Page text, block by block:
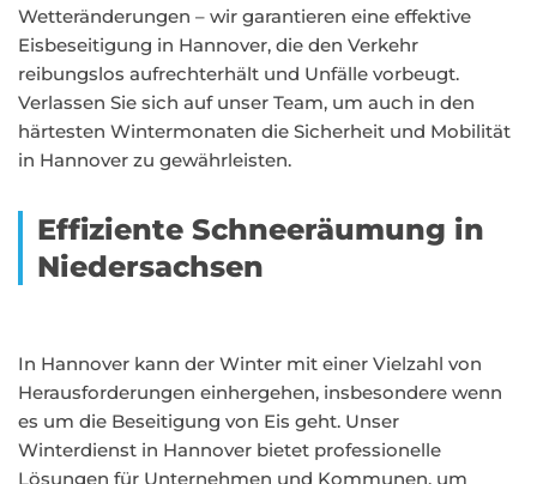
Wetteränderungen – wir garantieren eine effektive
Eisbeseitigung in Hannover, die den Verkehr
reibungslos aufrechterhält und Unfälle vorbeugt.
Verlassen Sie sich auf unser Team, um auch in den
härtesten Wintermonaten die Sicherheit und Mobilität
in Hannover zu gewährleisten.
Effiziente Schneeräumung in
Niedersachsen
In Hannover kann der Winter mit einer Vielzahl von
Herausforderungen einhergehen, insbesondere wenn
es um die Beseitigung von Eis geht. Unser
Winterdienst in Hannover bietet professionelle
Lösungen für Unternehmen und Kommunen, um